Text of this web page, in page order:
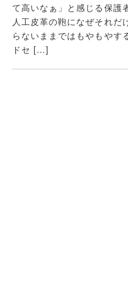
て高いなぁ」と感じる保護
人工皮革の鞄になぜそれだ
らないままではもやもやす
ドセ […]